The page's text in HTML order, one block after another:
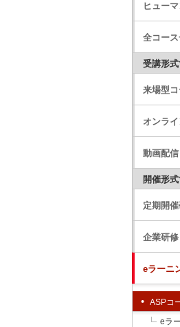
ヒュー
全コー
受講形
来場型コ
オンラ
動画配
開催形
定期開
企業研修
eラーニ
ASPコ
eラ